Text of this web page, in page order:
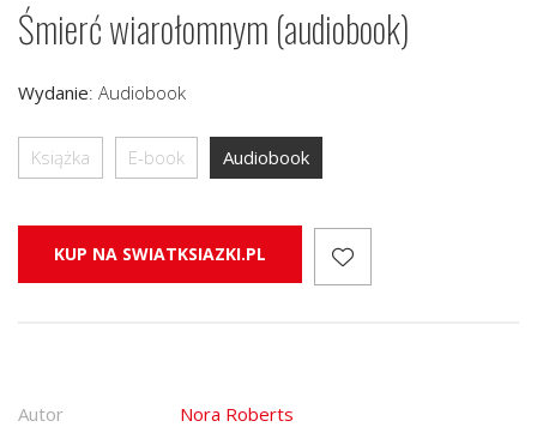
Śmierć wiarołomnym (audiobook)
Wydanie: Audiobook
Książka E-book Audiobook
KUP NA SWIATKSIAZKI.PL
Autor Nora Roberts